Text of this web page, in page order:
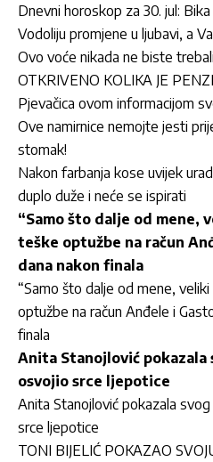
Dnevni horoskop za 30. jul:
Vodoliju promjene u ljubavi, a
Ovo voće nikada ne biste
OTKRIVENO KOLIKA JE
Pjevačica ovom informacijom
Ove namirnice nemojte jesti
stomak!
Nakon farbanja kose uvijek
duplo duže i neće se ispirati
“Samo što dalje od mene,
teške optužbe na račun
dana nakon finala
“Samo što dalje od mene,
optužbe na račun Anđele i
finala
Anita Stanojlović pokazala
osvojio srce ljepotice
Anita Stanojlović pokazala
srce ljepotice
TONI BIJELIĆ POKAZAO